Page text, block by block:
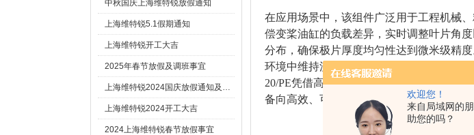
欢迎您！
来自局域网的
助您的吗？
中秋国庆上海维特锐放假通知
上海维特锐5.1假期通知
上海维特锐开工大吉
2025年春节放假及调班事宜
上海维特锐2024国庆放假通知及调休安排
上海维特锐2024开工大吉
2024上海维特锐春节放假事宜
在应用场景中，该组件广泛用于工程机械
偿变桨油缸的负载差异，实时调整叶片角
分布，确保极片厚度均匀性达到微米级精
环境中维持流量稳定，或作为连铸机液压
20/PE凭借高响应速度与智能化扩展能力
备向高效、可持续方向持续演进。